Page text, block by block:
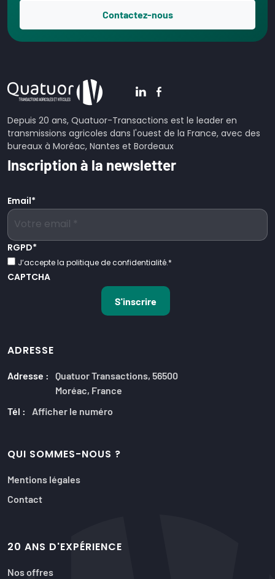
Contactez-nous
Depuis 20 ans, Quatuor-Transactions est le leader en
transmissions agricoles dans l'ouest de la France, avec des
bureaux à Moréac, Nantes et Bordeaux
Inscription à la newsletter
Email*
RGPD*
J’accepte la politique de confidentialité.*
CAPTCHA
ADRESSE
Adresse : Quatuor Transactions, 56500
Moréac, France
Tél :
Afficher le numéro
QUI SOMMES-NOUS ?
Mentions légales
Contact
20 ANS D'EXPÉRIENCE
Nos offres